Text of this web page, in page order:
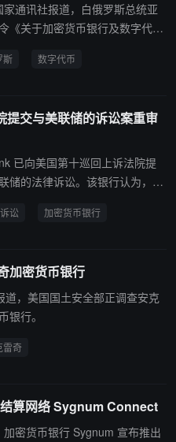
通讯社报道，白俄罗斯总统亚
《关于加密货币银行及数字代币
”在该国运营创造条件。根据法
，并被列入国家银行的加密银
守适用于非银行信贷金融机构
会决议。
斯 数字代币
交与美联储的诉讼案重审
已向美国第十巡回上诉法院提
储的法律诉讼。该银行认为，美
的裁决，该裁决支持美联储拒
讼 加密货币银行
加密货币银行
，美国国土安全部正调查安克
银行。
雷奇
算网络 Sygnum Connect
密货币银行 Sygnum 宣布推出